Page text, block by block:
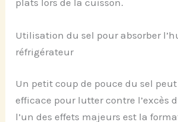
Utilisation du sel pour absorber
réfrigérateur
Un petit coup de pouce du sel peut
efficace pour lutter contre l’excès
l’un des effets majeurs est la